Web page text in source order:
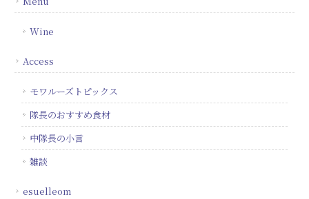
Wine
Access
モワルーズトピックス
隊長のおすすめ食材
中隊長の小言
雑談
esuelleom